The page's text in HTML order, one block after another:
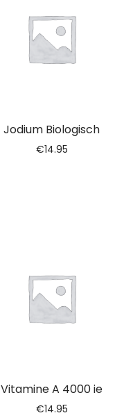
Jodium Biologisch
€14.95
Vitamine A 4000 ie
€14.95